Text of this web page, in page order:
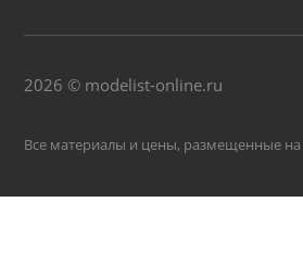
2026 © modelist-online.ru
Все материалы и цены, размещенные на